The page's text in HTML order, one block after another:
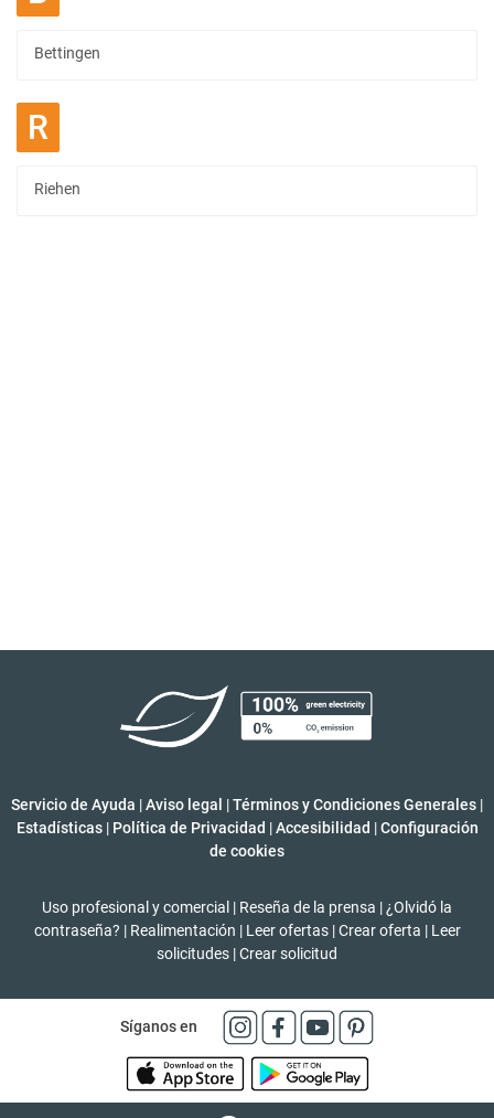
Bettingen
R
Riehen
Servicio de Ayuda |Aviso legal |Términos y Condiciones Generales |
Estadísticas | Política de Privacidad | Accesibilidad | Configuración
de cookies
Uso profesional y comercial | Reseña de la prensa | ¿Olvidó la
contraseña? | Realimentación | Leer ofertas | Crear oferta | Leer
solicitudes |Crear solicitud
Síganos en